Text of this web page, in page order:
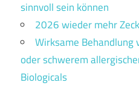
sinnvoll sein können
2026 wieder mehr
Wirksame Behandlung
oder schwerem
Biologicals